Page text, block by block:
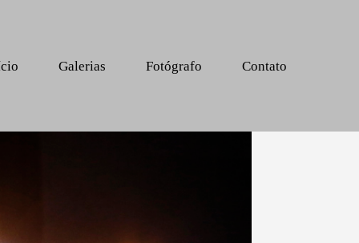
Galerias Fotógrafo Contato